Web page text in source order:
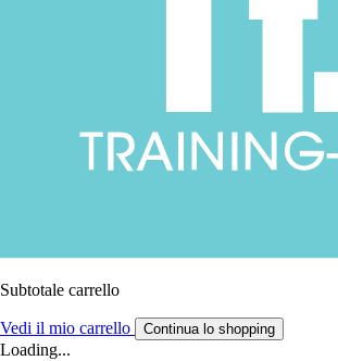
Subtotale carrello
Vedi il mio carrello Continua lo shopping
Loading...